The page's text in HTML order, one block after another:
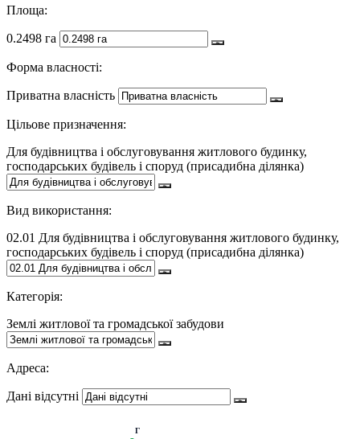
Площа:
0.2498 га
Форма власності:
Приватна власність
Цільове призначення:
Для будівництва і обслуговування житлового будинку,
господарських будівель і споруд (присадибна ділянка)
Вид використання:
02.01 Для будівництва і обслуговування житлового будинку,
господарських будівель і споруд (присадибна ділянка)
Категорія:
Землі житлової та громадської забудови
Адреса:
Дані відсутні
Г